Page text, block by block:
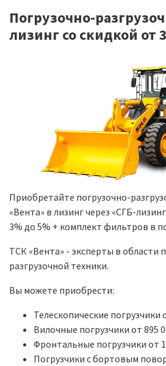
Погрузочно-
лизинг со скидкой от
Приобретайте погрузочно-
«Вента» в лизинг через «СГБ-
3% до 5% + комплект фильтров в
ТСК «Вента» - эксперты в области
разгрузочной техники.
Вы можете приобрести:
Телескопические погрузчики
Вилочные погрузчики от 895
Фронтальные погрузчики от 1
Погрузчики с бортовым